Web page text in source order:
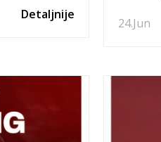
Detaljnije
24.Jun